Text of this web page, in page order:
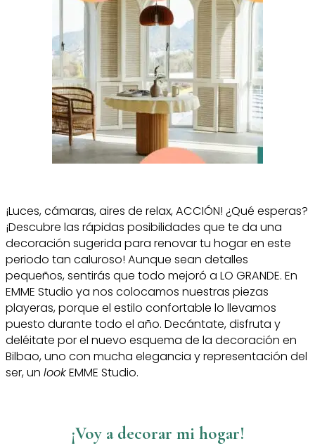
¡Luces, cámaras, aires de relax, ACCIÓN! ¿Qué esperas?
¡Descubre las rápidas posibilidades que te da una
decoración sugerida para renovar tu hogar en este
periodo tan caluroso! Aunque sean detalles
pequeños, sentirás que todo mejoró a LO GRANDE. En
EMME Studio ya nos colocamos nuestras piezas
playeras, porque el estilo confortable lo llevamos
puesto durante todo el año. Decántate, disfruta y
deléitate por el nuevo esquema de la decoración en
Bilbao, uno con mucha elegancia y representación del
ser, un lookEMME Studio.
¡Voy a decorar mi hogar!